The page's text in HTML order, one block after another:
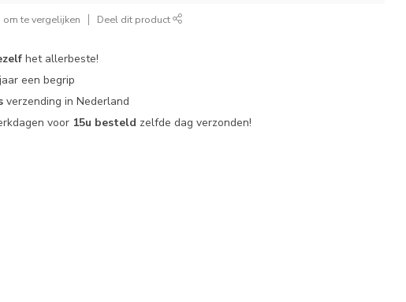
om te vergelijken Deel dit product
het allerbeste!
jaar een begrip
verzending in Nederland
voor 15u besteld zelfde dag verzonden!